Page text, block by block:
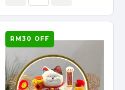
RM30 OFF